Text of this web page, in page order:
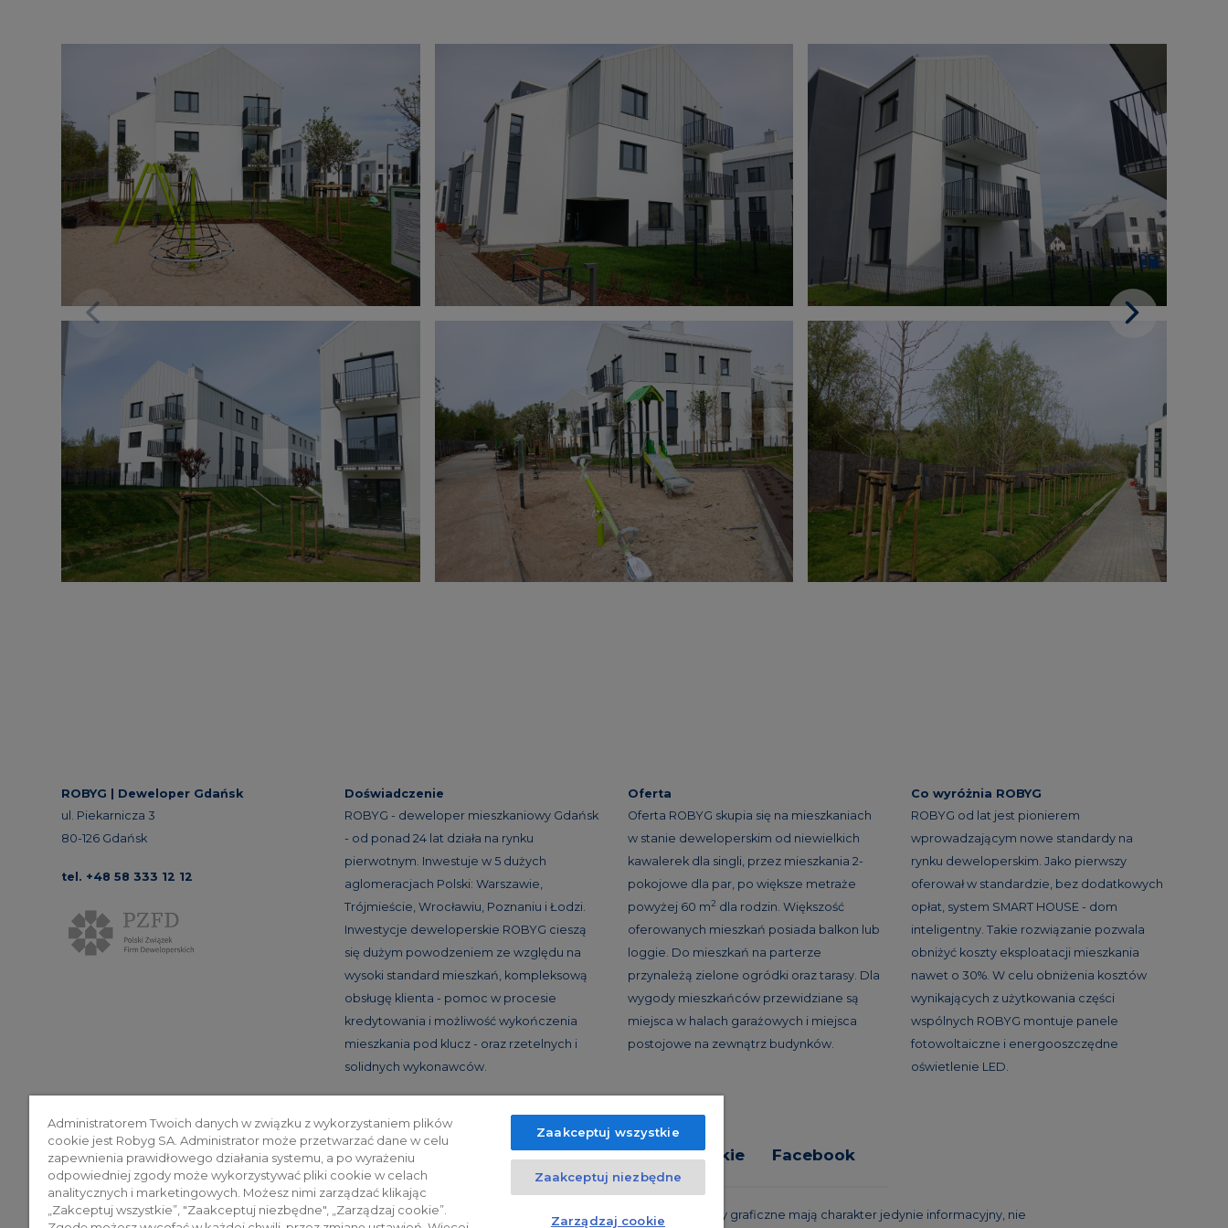
Inwestycje zrealizowane
Lokale usługowe
ROBYG | Deweloper Gdańsk
ul. Piekarnicza 3
80-126 Gdańsk
tel. +48 58 333 12 12
Doświadczenie
ROBYG - deweloper mieszkaniowy Gdańsk
- od ponad 24 lat działa na rynku
pierwotnym. Inwestuje w 5 dużych
aglomeracjach Polski: Warszawie,
Trójmieście, Wrocławiu, Poznaniu i Łodzi.
Inwestycje deweloperskie ROBYG cieszą
się dużym powodzeniem ze względu na
wysoki standard mieszkań, kompleksową
obsługę klienta - pomoc w procesie
kredytowania i możliwość wykończenia
mieszkania pod klucz - oraz rzetelnych i
solidnych wykonawców.
Oferta
Oferta ROBYG skupia się na mieszkaniach
w stanie deweloperskim od niewielkich
kawalerek dla singli, przez mieszkania 2-
pokojowe dla par, po większe metraże
powyżej 60 m2 dla rodzin. Większość
oferowanych mieszkań posiada balkon lub
loggie. Do mieszkań na parterze
przynależą zielone ogródki oraz tarasy. Dla
wygody mieszkańców przewidziane są
miejsca w halach garażowych i miejsca
postojowe na zewnątrz budynków.
Co wyróżnia ROBYG
ROBYG od lat jest pionierem
wprowadzającym nowe standardy na
rynku deweloperskim. Jako pierwszy
oferował w standardzie, bez dodatkowych
opłat, system SMART HOUSE - dom
inteligentny. Takie rozwiązanie pozwala
obniżyć koszty eksploatacji mieszkania
nawet o 30%. W celu obniżenia kosztów
wynikających z użytkowania części
wspólnych ROBYG montuje panele
fotowoltaiczne i energooszczędne
oświetlenie LED.
Polityka prywatności Relacje inwestorskie Facebook
© 2026 ROBYG. Wszystkie prawa zastrzeżone. Powyższa oferta i przedstawione materiały graficzne mają charakter jedynie informacyjny, nie
Administratorem Twoich danych w związku z wykorzystaniem plików
cookie jest Robyg SA. Administrator może przetwarzać dane w celu
zapewnienia prawidłowego działania systemu, a po wyrażeniu
odpowiedniej zgody może wykorzystywać pliki cookie w celach
analitycznych i marketingowych. Możesz nimi zarządzać klikając
„Zakceptuj wszystkie”, "Zaakceptuj niezbędne", „Zarządzaj cookie”.
Zaakceptuj wszystkie
Zaakceptuj niezbędne
Zarządzaj cookie